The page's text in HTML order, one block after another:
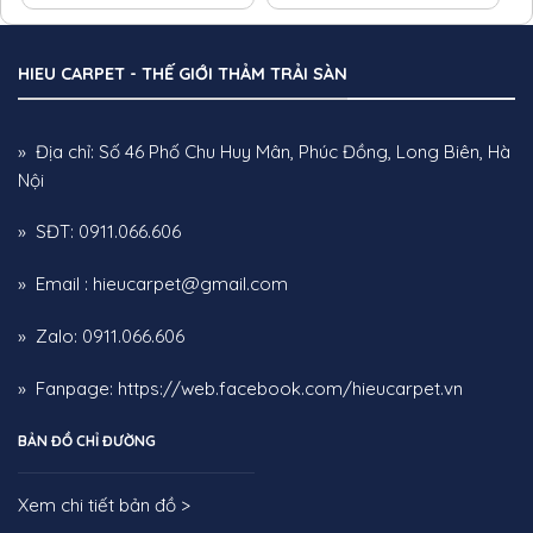
êm ái khi bước và giữ ấm tốt cho sàn nhà.
nặng để cố định chắc chắn trên mặt sàn mà
vẫn dễ dàng vệ sinh.
tối giản nhưng vẫn đầy tính thẩm mỹ và thời
– Xuất xứ: Thổ Nhĩ Kỳ
trội.
ỨNG DỤNG THỰC TẾ
Thảm lông màu nâu chocolate mang đến cảm
giác ấm áp, sang trọng và dễ chịu cho không
gian. Với tone màu trầm ấm, thảm đặc biệt
kem, be hoặc ghi sáng, tạo sự tương phản hài
HIEU CARPET - THẾ GIỚI THẢM TRẢI SÀN
» Địa chỉ: Số 46 Phố Chu Huy Mân, Phúc Đồng, Long Biên, Hà
Nội
» SĐT: 0911.066.606
» Email : hieucarpet@gmail.com
» Zalo: 0911.066.606
» Fanpage: https://web.facebook.com/hieucarpet.vn
BẢN ĐỒ CHỈ ĐƯỜNG
Xem chi tiết bản đồ >